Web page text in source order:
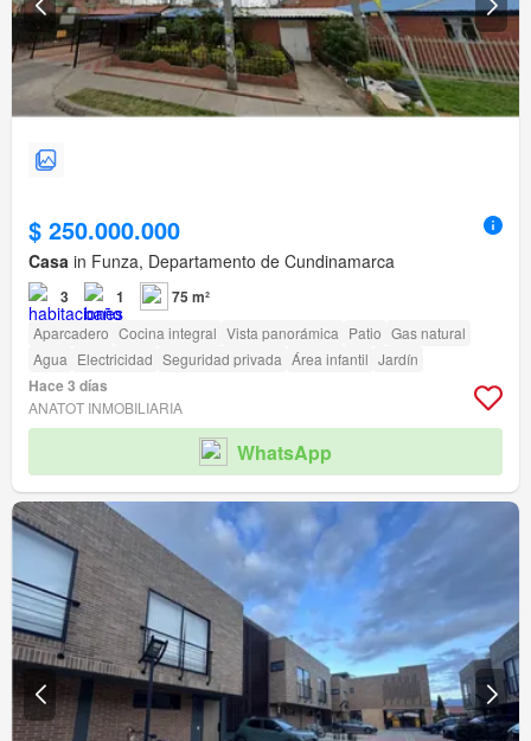
$ 250.000.000
Casa in Funza, Departamento de Cundinamarca
3 1 75 m²
Aparcadero Cocina integral Vista panorámica Patio Gas natural
Agua Electricidad Seguridad privada Área infantil Jardín
Hace 3 días
ANATOT INMOBILIARIA
WhatsApp